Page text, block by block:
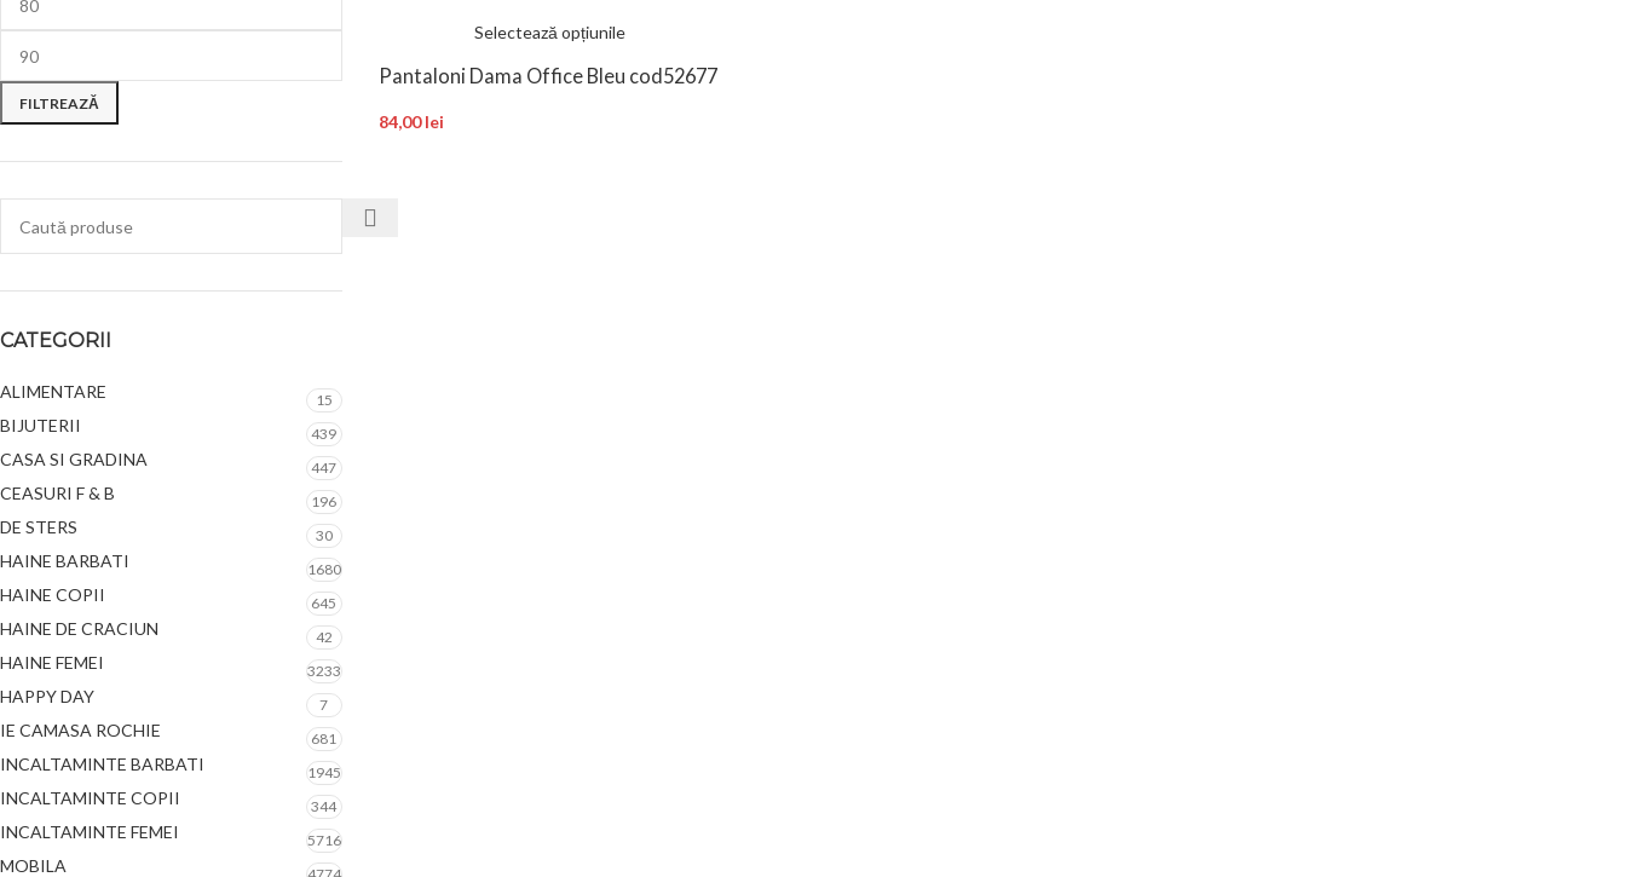
FILTREAZĂ
CATEGORII
ALIMENTARE 15
BIJUTERII 439
CASA SI GRADINA 447
CEASURI F & B 196
DE STERS 30
HAINE BARBATI 1680
HAINE COPII 645
HAINE DE CRACIUN 42
HAINE FEMEI 3233
HAPPY DAY 7
IE CAMASA ROCHIE 681
INCALTAMINTE BARBATI 1945
INCALTAMINTE COPII 344
INCALTAMINTE FEMEI 5716
MOBILA
Selectează opțiunile
Pantaloni Dama Office Bleu cod52677
84,00lei